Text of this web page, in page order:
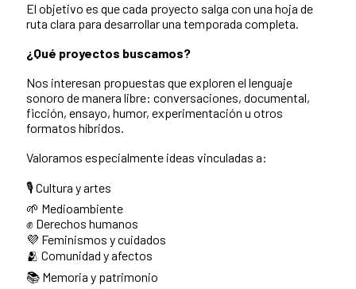
El objetivo es que cada proyecto salga con una hoja de
ruta clara para desarrollar una temporada completa.
¿Qué proyectos buscamos?
Nos interesan propuestas que exploren el lenguaje
sonoro de manera libre: conversaciones, documental,
ficción, ensayo, humor, experimentación u otros
formatos híbridos.
Valoramos especialmente ideas vinculadas a:
🎙 Cultura y artes
🌱 Medioambiente
✊ Derechos humanos
💜 Feminismos y cuidados
🫂 Comunidad y afectos
📚 Memoria y patrimonio